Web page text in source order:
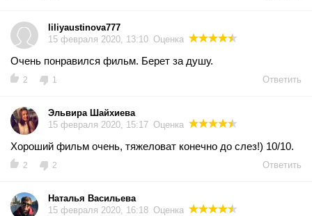
liliyaustinova777
15 февраля 2020, 13:10 Оценка
Очень понравился фильм. Берет за душу.
2 1 Ответить
Эльвира Шайхиева
15 февраля 2020, 15:17 Оценка
Хороший фильм очень, тяжеловат конечно до слез!) 10/10.
2 2 Ответить
Наталья Васильева
15 февраля 2020, 16:18 Оценка